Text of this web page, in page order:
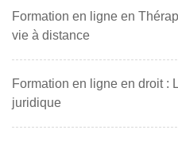
Formation en ligne en
vie à distance
Formation en ligne en droit :
juridique